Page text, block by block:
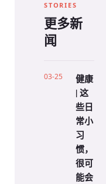
STORIES
更多新
闻
03-25
健康
| 这
些日
常小
习
惯，
很可
能会